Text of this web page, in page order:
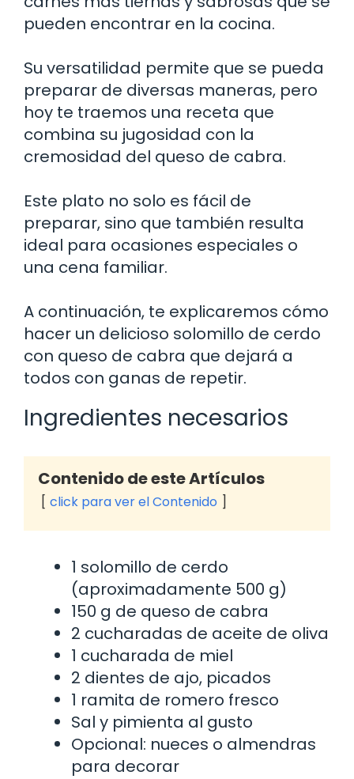
pueden encontrar en la cocina.
Su versatilidad permite que se pueda
preparar de diversas maneras, pero
hoy te traemos una receta que
combina su jugosidad con la
cremosidad del queso de cabra.
Este plato no solo es fácil de
preparar, sino que también resulta
ideal para ocasiones especiales o
una cena familiar.
A continuación, te explicaremos cómo
hacer un delicioso solomillo de cerdo
con queso de cabra que dejará a
todos con ganas de repetir.
Ingredientes necesarios
Contenido de este Artículos
click para ver el Contenido
1 solomillo de cerdo
(aproximadamente 500 g)
150 g de queso de cabra
2 cucharadas de aceite de oliva
1 cucharada de miel
2 dientes de ajo, picados
1 ramita de romero fresco
Sal y pimienta al gusto
Opcional: nueces o almendras
para decorar